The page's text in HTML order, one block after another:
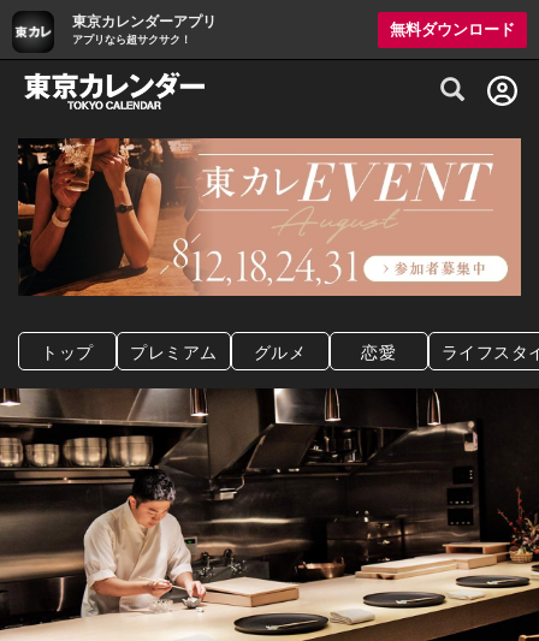
東京カレンダーアプリ
アプリなら超サクサク！
無料ダウンロード
グルメ情報・プレミアムレストラン予約
トップ プレミアム グルメ 恋愛 ライフスタ